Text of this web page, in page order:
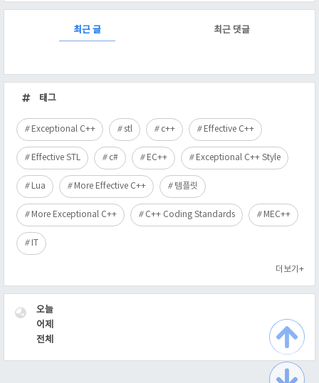
최근 글 최근 댓글
근
글
태그
Exceptional C++ stl c++ Effective C++
Effective STL c# EC++ Exceptional C++ Style
Lua More Effective C++ 템플릿
More Exceptional C++ C++ Coding Standards MEC++
IT
더보기+
VISITOR
오늘
어제
전체